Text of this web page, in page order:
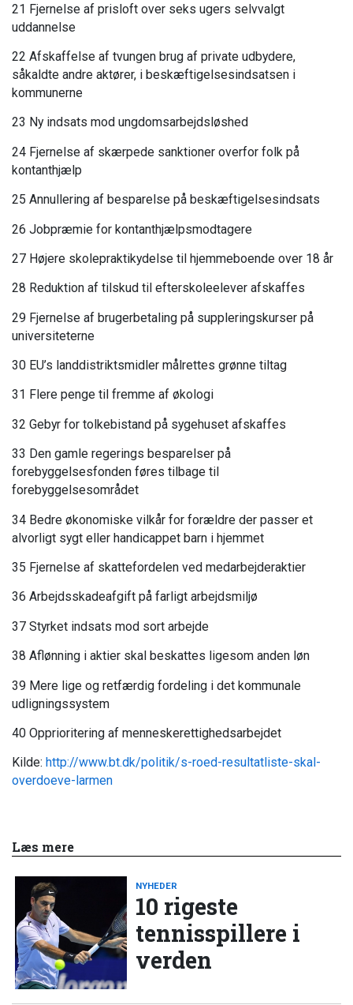
21 Fjernelse af prisloft over seks ugers selvvalgt
uddannelse
22 Afskaffelse af tvungen brug af private udbydere,
såkaldte andre aktører, i beskæftigelsesindsatsen i
kommunerne
23 Ny indsats mod ungdomsarbejdsløshed
24 Fjernelse af skærpede sanktioner overfor folk på
kontanthjælp
25 Annullering af besparelse på beskæftigelsesindsats
26 Jobpræmie for kontanthjælpsmodtagere
27 Højere skolepraktikydelse til hjemmeboende over 18 år
28 Reduktion af tilskud til efterskoleelever afskaffes
29 Fjernelse af brugerbetaling på suppleringskurser på
universiteterne
30 EU’s landdistriktsmidler målrettes grønne tiltag
31 Flere penge til fremme af økologi
32 Gebyr for tolkebistand på sygehuset afskaffes
33 Den gamle regerings besparelser på
forebyggelsesfonden føres tilbage til
forebyggelsesområdet
34 Bedre økonomiske vilkår for forældre der passer et
alvorligt sygt eller handicappet barn i hjemmet
35 Fjernelse af skattefordelen ved medarbejderaktier
36 Arbejdsskadeafgift på farligt arbejdsmiljø
37 Styrket indsats mod sort arbejde
38 Aflønning i aktier skal beskattes ligesom anden løn
39 Mere lige og retfærdig fordeling i det kommunale
udligningssystem
40 Opprioritering af menneskerettighedsarbejdet
Kilde: http://www.bt.dk/politik/s-roed-resultatliste-skal-
overdoeve-larmen
Læs mere
NYHEDER
10 rigeste
tennisspillere i
verden